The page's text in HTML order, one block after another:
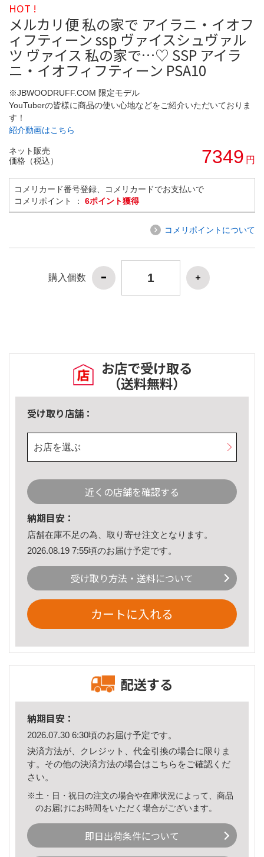
HOT !
メルカリ便 私の家で アイラニ・イオフ
ィフティーン ssp ヴァイスシュヴァル
ツ ヴァイス 私の家で…♡ SSP アイラ
ニ・イオフィフティーン PSA10
※JBWOODRUFF.COM 限定モデル
YouTuberの皆様に商品の使い心地などをご紹介いただいておりま
す！
紹介動画はこちら
ネット販売
価格（税込）
7349 円
コメリカード番号登録、コメリカードでお支払いで
コメリポイント ： 6ポイント獲得
コメリポイントについて
購入個数
お店で受け取る
（送料無料）
受け取り店舗：
お店を選ぶ
近くの店舗を確認する
納期目安：
店舗在庫不足の為、取り寄せ注文となります。
2026.08.19 7:55頃のお届け予定です。
受け取り方法・送料について
カートに入れる
配送する
納期目安：
2026.07.30 6:30頃のお届け予定です。
決済方法が、クレジット、代金引換の場合に限りま
す。その他の決済方法の場合はこちら をご確認くだ
さい。
※土・日・祝日の注文の場合や在庫状況によって、商品
のお届けにお時間をいただく場合がございます。
即日出荷条件について